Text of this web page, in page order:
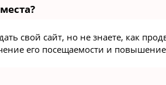
свой сайт, но не знаете, как
его посещаемости и